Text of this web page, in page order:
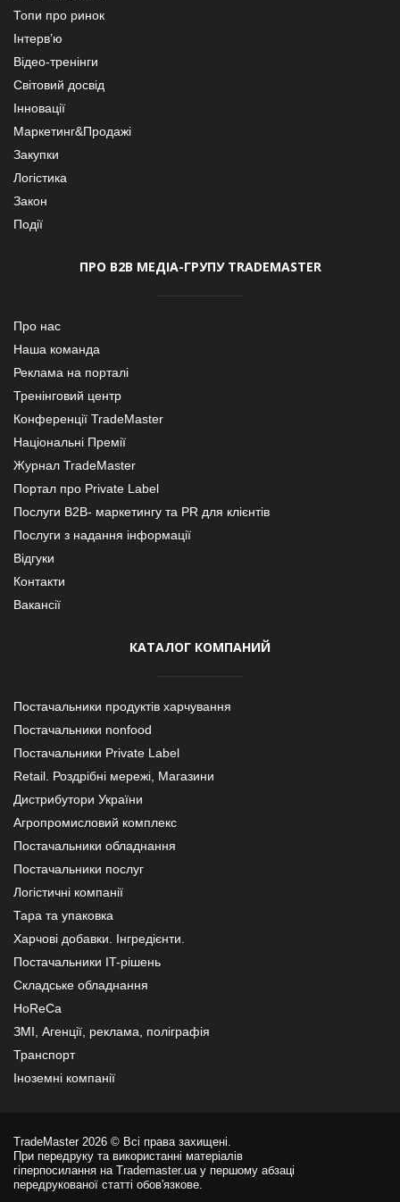
Топи про ринок
Інтерв’ю
Відео-тренінги
Світовий досвід
Інновації
Маркетинг&Продажі
Закупки
Логістика
Закон
Події
ПРО В2В МЕДІА-ГРУПУ TRADEMASTER
Про нас
Наша команда
Реклама на порталі
Тренінговий центр
Конференції TradeMaster
Національні Премії
Журнал TradeMaster
Портал про Private Label
Послуги В2В- маркетингу та PR для клієнтів
Послуги з надання інформації
Відгуки
Контакти
Вакансії
КАТАЛОГ КОМПАНИЙ
Постачальники продуктів харчування
Постачальники nonfood
Постачальники Private Label
Retail. Роздрібні мережі, Магазини
Дистрибутори України
Агропромисловий комплекс
Постачальники обладнання
Постачальники послуг
Логістичні компанії
Тара та упаковка
Харчові добавки. Інгредієнти.
Постачальники IT-рішень
Складське обладнання
HoReCa
ЗМІ, Агенції, реклама, поліграфія
Транспорт
Іноземні компанії
TradeMaster 2026 © Всі права захищені.
При передруку та використанні матеріалів
гіперпосилання на Trademaster.ua у першому абзаці
передрукованої статті обов'язкове.